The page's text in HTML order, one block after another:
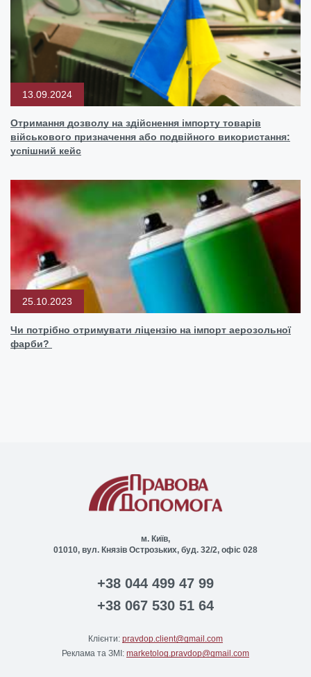
13.09.2024
Отримання дозволу на здійснення імпорту товарів
військового призначення або подвійного використання:
успішний кейс
25.10.2023
Чи потрібно отримувати ліцензію на імпорт аерозольної
фарби?
м. Київ,
01010, вул. Князів Острозьких, буд. 32/2, офіс 028
+38 044 499 47 99
+38 067 530 51 64
Клієнти: pravdop.client@gmail.com
Реклама та ЗМІ: marketolog.pravdop@gmail.com